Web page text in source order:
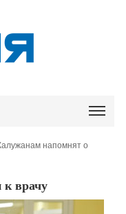
напомнят о
врачу